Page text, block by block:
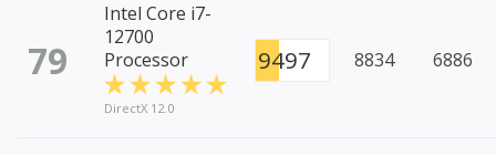
79
Intel Core i7-
12700
Processor
DirectX 12.0
9497 8834 6886